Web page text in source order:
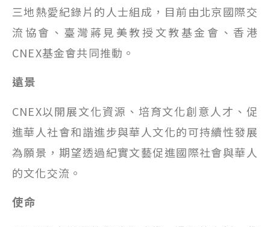
三地熱愛紀錄片的人士組成，目前由北京國際交
流協會、臺灣蔣見美教授文教基金會、香港
CNEX基金會共同推動。
遠景
CNEX以開展文化資源、培育文化創意人才、促
進華人社會和諧進步與華人文化的可持續性發展
為願景，期望透過紀實文藝促進國際社會與華人
的文化交流。
使命